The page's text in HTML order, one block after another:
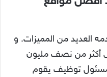
العديد من المميزات. و
أكثر من نصف مليون
أكثر من 70 ألف مسئول توظيف يقوم